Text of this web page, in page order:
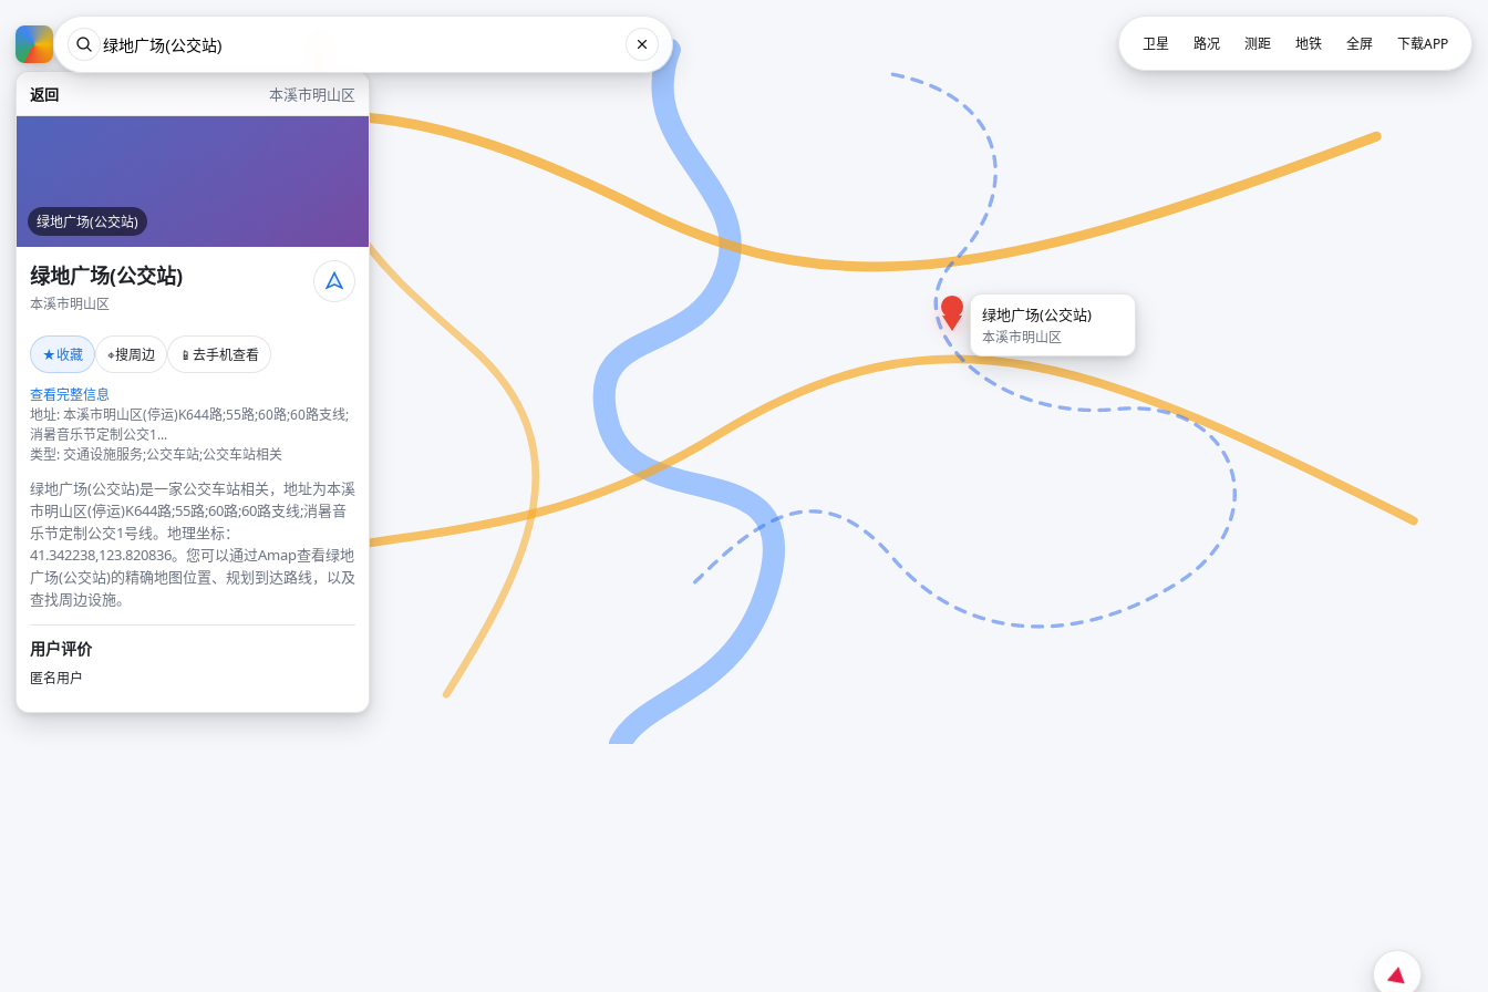
返回 本溪市明山区
绿地广场(公交站)
绿地广场(公交站)
本溪市明山区
★收藏 ⌖搜周边 📱 去手机查看
查看完整信息
地址: 本溪市明山区(停运)K644路;55路;60路;60路支线;
消暑音乐节定制公交1...
类型: 交通设施服务;公交车站;公交车站相关
绿地广场(公交站)是一家公交车站相关，地址为本溪
市明山区(停运)K644路;55路;60路;60路支线;消暑音
乐节定制公交1号线。地理坐标：
41.342238,123.820836。您可以通过Amap查看绿地
广场(公交站)的精确地图位置、规划到达路线，以及
查找周边设施。
用户评价
匿名用户
绿地广场(公交站)
本溪市明山区
卫星 路况 测距 地铁 全屏 下载APP